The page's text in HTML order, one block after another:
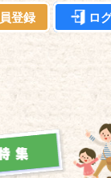
登録 ロ